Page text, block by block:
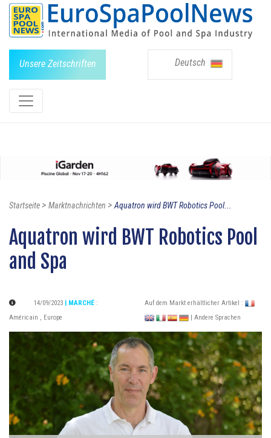
Unsere Zeitschriften Deutsch
Startseite> Marktnachrichten >Aquatron wird BWT Robotics Pool...
Aquatron wird BWT Robotics Pool
and Spa
14/09/2023 | MARCHÉ :
Américain , Europe
Auf dem Markt erhältlicher Artikel :
| Andere Sprachen